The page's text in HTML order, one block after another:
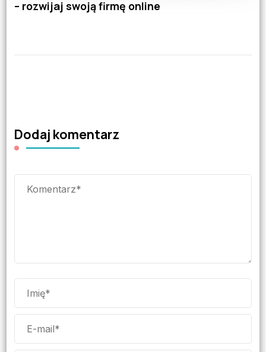
– rozwijaj swoją firmę online
Dodaj komentarz